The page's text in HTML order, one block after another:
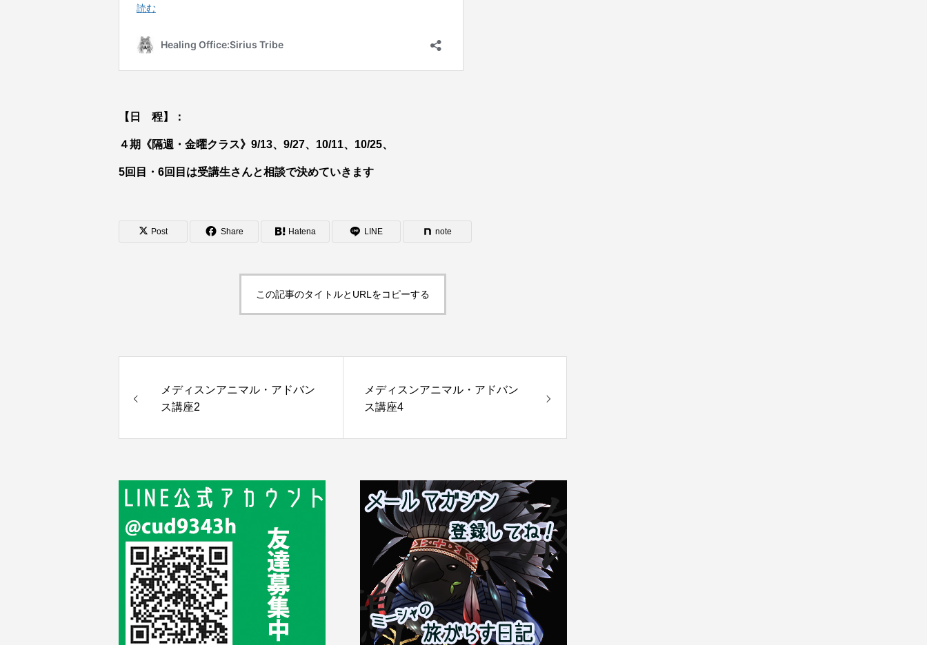
【日 程】：
４期《隔週・金曜クラス》9/13、9/27、10/11、10/25、
5回目・6回目は受講生さんと相談で決めていきます
Post Share Hatena LINE note
この記事のタイトルとURLをコピーする
メディスンアニマル・アドバン
ス講座2
メディスンアニマル・アドバン
ス講座4